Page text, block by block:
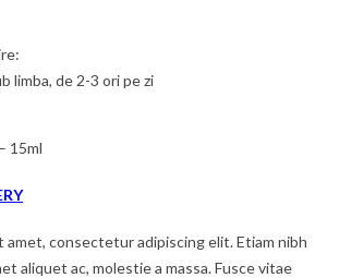
limba, de 2-3 ori pe zi
15ml
amet, consectetur adipiscing elit. Etiam nibh
aliquet ac, molestie a massa. Fusce vitae